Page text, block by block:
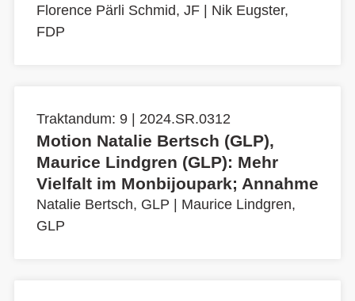
Florence Pärli Schmid, JF
Nik Eugster,
FDP
Traktandum: 9 | 2024.SR.0312
Motion Natalie Bertsch (GLP),
Maurice Lindgren (GLP): Mehr
Vielfalt im Monbijoupark; Annahme
Natalie Bertsch, GLP
Maurice Lindgren,
GLP